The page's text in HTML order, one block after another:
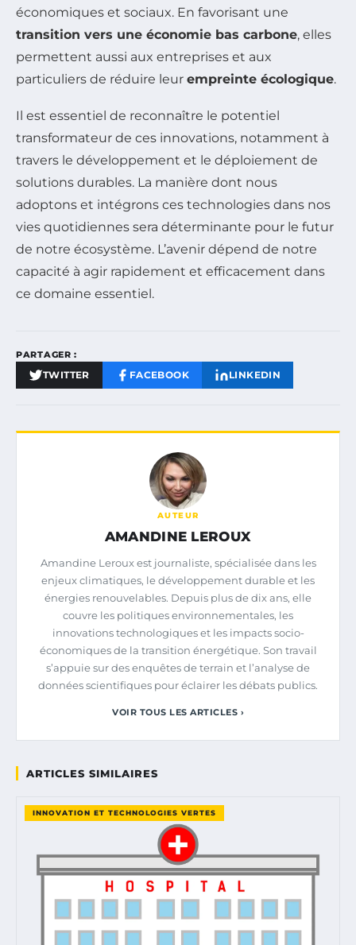
économiques et sociaux. En favorisant une
transition vers une économie bas carbone, elles
permettent aussi aux entreprises et aux
particuliers de réduire leur empreinte écologique.
Il est essentiel de reconnaître le potentiel
transformateur de ces innovations, notamment à
travers le développement et le déploiement de
solutions durables. La manière dont nous
adoptons et intégrons ces technologies dans nos
vies quotidiennes sera déterminante pour le futur
de notre écosystème. L’avenir dépend de notre
capacité à agir rapidement et efficacement dans
ce domaine essentiel.
PARTAGER :
TWITTER FACEBOOK LINKEDIN
AUTEUR
AMANDINE LEROUX
Amandine Leroux est journaliste, spécialisée dans les
enjeux climatiques, le développement durable et les
énergies renouvelables. Depuis plus de dix ans, elle
couvre les politiques environnementales, les
innovations technologiques et les impacts socio-
économiques de la transition énergétique. Son travail
s’appuie sur des enquêtes de terrain et l’analyse de
données scientifiques pour éclairer les débats publics.
VOIR TOUS LES ARTICLES ›
ARTICLES SIMILAIRES
INNOVATION ET TECHNOLOGIES VERTES